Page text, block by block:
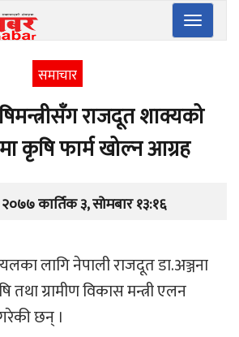
Toggle
समाचार
राजदूत शाक्यको
कृषि फार्म खोल्न आग्रह
२०७७ कार्तिक ३, सोमबार १३:१६
लागि नेपाली राजदूत डा.अञ्जना
तथा ग्रामीण विकास मन्त्री एलन
छन् ।